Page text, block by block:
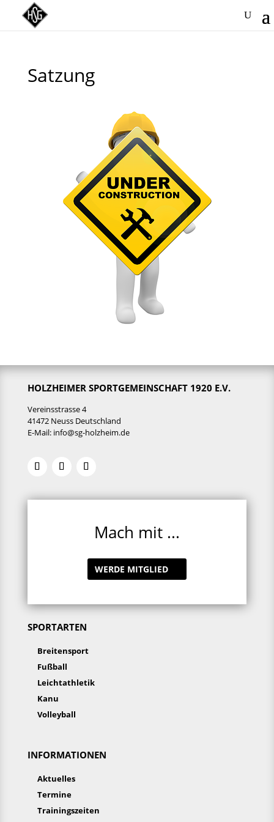
Satzung
HOLZHEIMER SPORTGEMEINSCHAFT 1920 E.V.
Vereinsstrasse 4
41472 Neuss Deutschland
E-Mail: info@sg-holzheim.de
Mach mit ...
WERDE MITGLIED
SPORTARTEN
Breitensport
Fußball
Leichtathletik
Kanu
Volleyball
INFORMATIONEN
Aktuelles
Termine
Trainingszeiten